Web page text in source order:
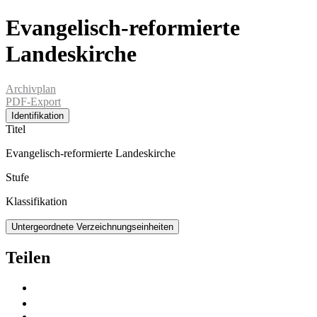
Evangelisch-reformierte
Landeskirche
Archivplan
PDF-Export
Identifikation
Titel
Evangelisch-reformierte Landeskirche
Stufe
Klassifikation
Untergeordnete Verzeichnungseinheiten
Teilen